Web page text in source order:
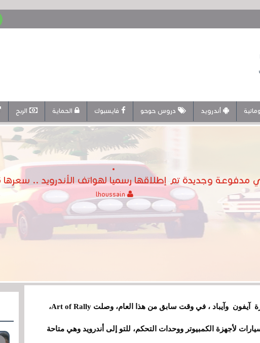
أندرويد دروس حوحو فايسبوك الحماية الربح
تم إطلاقها رسميا لهواتف الأندرويد .. سعرها 6 دولار لكن يمكنك تحميلها مجانا
بعد الهبوط على iOS، نظام تشغيل أجهزة آيفون وآيباد ، في وقت سابق من هذا العام، وصلت Art of Rally،
لأجهزة الكمبيوتر ووحدات التحكم، للتو إلى أندرويد وهي متاحة